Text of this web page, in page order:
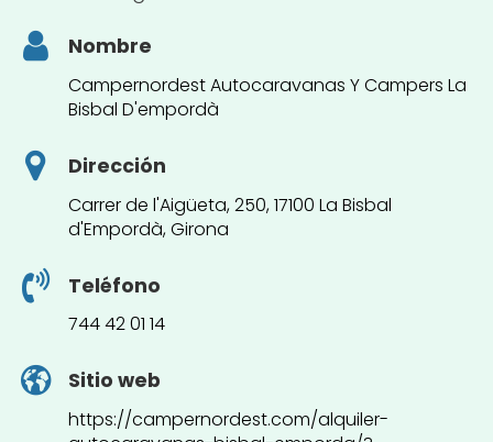
Nombre
Campernordest Autocaravanas Y Campers La
Bisbal D'empordà
Dirección
Carrer de l'Aigüeta, 250, 17100 La Bisbal
d'Empordà, Girona
Teléfono
744 42 01 14
Sitio web
https://campernordest.com/alquiler-